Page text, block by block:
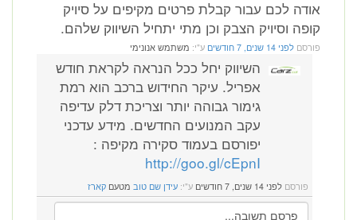
אודה לכם עבור קבלת פרטים מקיפים על סיויק
קופה וסיויק הצבק וכן מתי יתחיל השיווק שלהם.
פורסם לפני 14 שנים, 7 חודשים ע"י: משתמש אנונימי
השיווק יחל ככל הנראה לקראת חודש
אפריל. עיקר החידוש ברכב הוא רמת
גימור גבוהה יותר וצריכת דלק עדיפה
עקב המנועים החדשים. מידע עדכני
יפורסם בעמוד סקירה מקיפה :
http://goo.gl/cEpnI
פורסם לפני 14 שנים, 7 חודשים ע"י: עידן שם טוב מטעם קארז